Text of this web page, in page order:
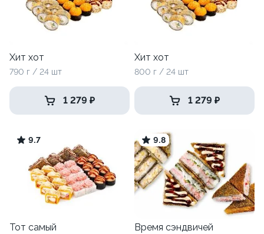
Хит хот
790 г / 24 шт
1 279 ₽
Хит хот
800 г / 24 шт
1 279 ₽
9.7
Тот самый
9.8
Время сэндвичей